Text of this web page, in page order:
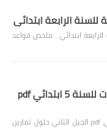
الرابعة ابتدائي
ابتدائي . ملخص قواعد
حلول تمارين كتاب الرياضيات للسنة 5 ابتدائي pdf
حلول تمارين كتاب الرياضيات للسنة الخامسة ابتدائي pdf الجيل الثاني حلول تمارين